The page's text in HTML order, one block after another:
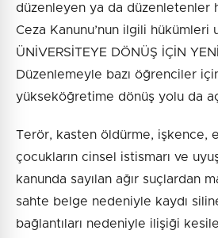
düzenleyen ya da düzenletenler
Ceza Kanunu’nun ilgili hükümleri
ÜNİVERSİTEYE DÖNÜŞ İÇİN
Düzenlemeyle bazı öğrenciler
yükseköğretime dönüş yolu da
Terör, kasten öldürme, işkence,
çocukların cinsel istismarı ve
kanunda sayılan ağır suçlardan
sahte belge nedeniyle kaydı
bağlantıları nedeniyle ilişiği